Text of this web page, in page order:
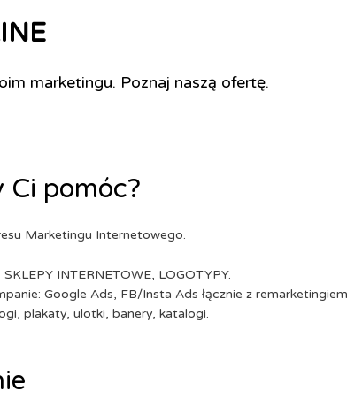
marketingu. Poznaj naszą ofertę.
Ci pomóc?
Marketingu Internetowego.
INTERNETOWE, LOGOTYPY.
Google Ads, FB/Insta Ads łącznie z
plakaty, ulotki, banery, katalogi.